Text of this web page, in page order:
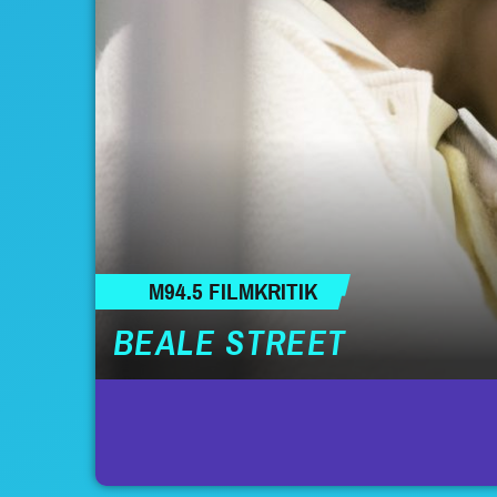
M94.5 FILMKRITIK
BEALE STREET
DER